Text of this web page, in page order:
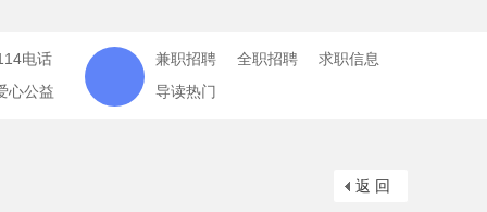
电话
心公益
兼职招聘 全职招聘
求职信息
导读热门
返 回